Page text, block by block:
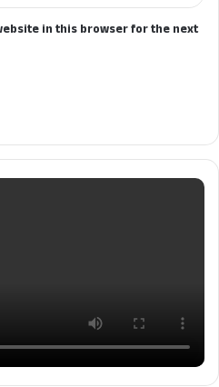
in this browser for the next